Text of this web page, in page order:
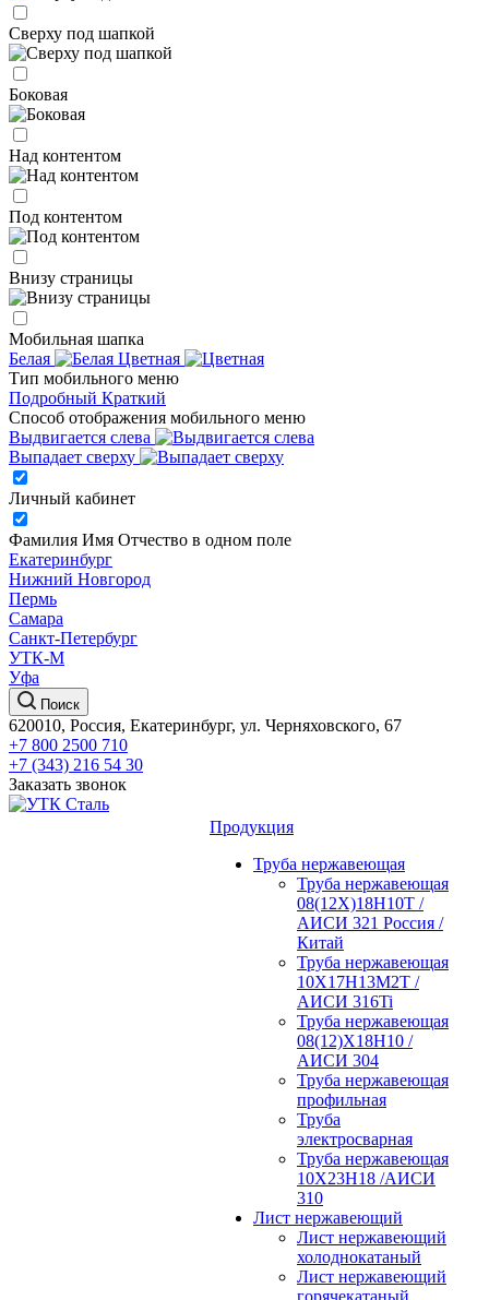
Сверху под шапкой
Боковая
Над контентом
Под контентом
Внизу страницы
Мобильная шапка
Белая
Цветная
Тип мобильного меню
Подробный Краткий
Способ отображения мобильного меню
Выдвигается слева
Выпадает сверху
Личный кабинет
Фамилия Имя Отчество в одном поле
Екатеринбург
Нижний Новгород
Пермь
Самара
Санкт-Петербург
УТК-М
Уфа
Поиск
620010, Россия, Екатеринбург, ул. Черняховского, 67
+7 800 2500 710
+7 (343) 216 54 30
Заказать звонок
Продукция
Труба нержавеющая
Труба нержавеющая
08(12Х)18Н10Т /
АИСИ 321 Россия /
Китай
Труба нержавеющая
10Х17Н13М2Т /
АИСИ 316Ti
Труба нержавеющая
08(12)Х18Н10 /
АИСИ 304
Труба нержавеющая
профильная
Труба
электросварная
Труба нержавеющая
10Х23Н18 /АИСИ
310
Лист нержавеющий
Лист нержавеющий
холоднокатаный
Лист нержавеющий
горячекатаный